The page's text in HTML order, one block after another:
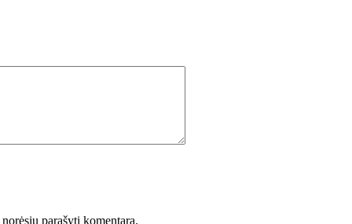
parašyti komentarą.